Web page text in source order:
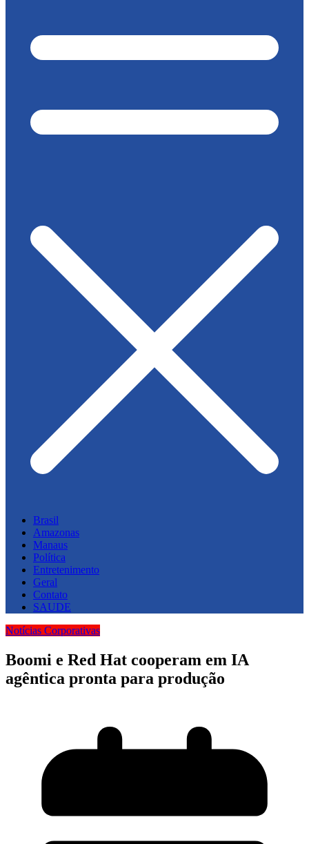
Brasil
Amazonas
Manaus
Política
Entretenimento
Geral
Contato
SAUDE
Notícias Corporativas
Boomi e Red Hat cooperam em IA
agêntica pronta para produção